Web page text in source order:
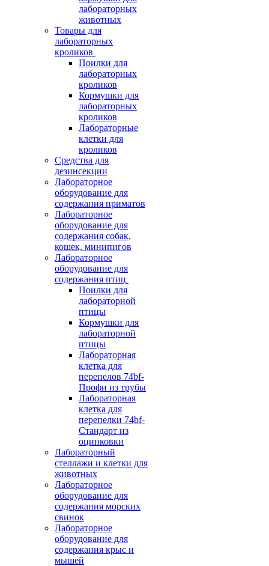
лабораторных
животных
Товары для
лабораторных
кроликов
Поилки для
лабораторных
кроликов
Кормушки для
лабораторных
кроликов
Лабораторные
клетки для
кроликов
Средства для
дезинсекции
Лабораторное
оборудование для
содержания приматов
Лабораторное
оборудование для
содержания собак,
кошек, минипигов
Лабораторное
оборудование для
содержания птиц
Поилки для
лабораторной
птицы
Кормушки для
лабораторной
птицы
Лабораторная
клетка для
перепелов 74bf-
Профи из трубы
Лабораторная
клетка для
перепелки 74bf-
Стандарт из
оцинковки
Лабораторный
стеллажи и клетки для
животных
Лабораторное
оборудование для
содержания морских
свинок
Лабораторное
оборудование для
содержания крыс и
мышей